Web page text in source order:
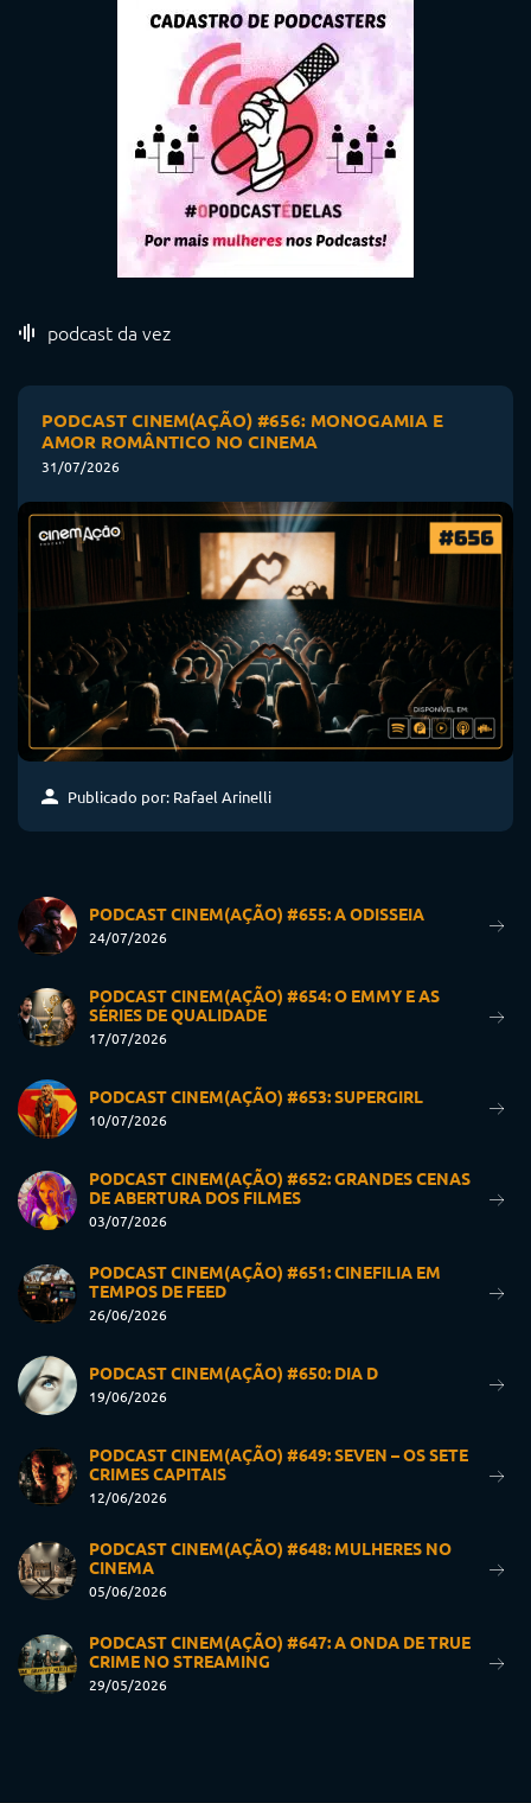
podcast da vez
PODCAST CINEM(AÇÃO) #656: MONOGAMIA E
AMOR ROMÂNTICO NO CINEMA
31/07/2026
Publicado por: Rafael Arinelli
PODCAST CINEM(AÇÃO) #655: A ODISSEIA
24/07/2026
PODCAST CINEM(AÇÃO) #654: O EMMY E AS
SÉRIES DE QUALIDADE
17/07/2026
PODCAST CINEM(AÇÃO) #653: SUPERGIRL
10/07/2026
PODCAST CINEM(AÇÃO) #652: GRANDES CENAS
DE ABERTURA DOS FILMES
03/07/2026
PODCAST CINEM(AÇÃO) #651: CINEFILIA EM
TEMPOS DE FEED
26/06/2026
PODCAST CINEM(AÇÃO) #650: DIA D
19/06/2026
PODCAST CINEM(AÇÃO) #649: SEVEN – OS SETE
CRIMES CAPITAIS
12/06/2026
PODCAST CINEM(AÇÃO) #648: MULHERES NO
CINEMA
05/06/2026
PODCAST CINEM(AÇÃO) #647: A ONDA DE TRUE
CRIME NO STREAMING
29/05/2026